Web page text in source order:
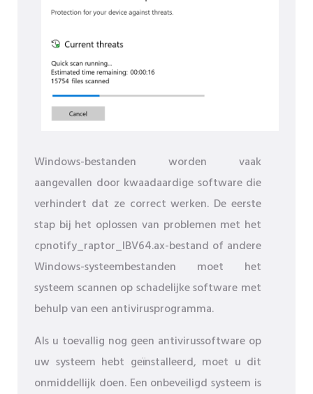
Windows-bestanden worden vaak
aangevallen door kwaadaardige software die
verhindert dat ze correct werken. De eerste
stap bij het oplossen van problemen met het
cpnotify_raptor_IBV64.ax-bestand of andere
Windows-systeembestanden moet het
systeem scannen op schadelijke software met
behulp van een antivirusprogramma.
Als u toevallig nog geen antivirussoftware op
uw systeem hebt geïnstalleerd, moet u dit
onmiddellijk doen. Een onbeveiligd systeem is